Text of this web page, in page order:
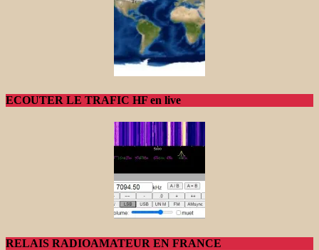
ECOUTER LE TRAFIC HF en live
RELAIS RADIOAMATEUR EN FRANCE